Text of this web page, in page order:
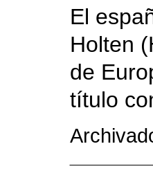
El
Holten
de
título